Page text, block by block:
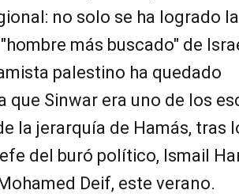
no solo se ha logrado la
más buscado" de
palestino ha quedado
que Sinwar era uno de los
la jerarquía de Hamás, tras
del buró político, Ismail
Deif, este verano.